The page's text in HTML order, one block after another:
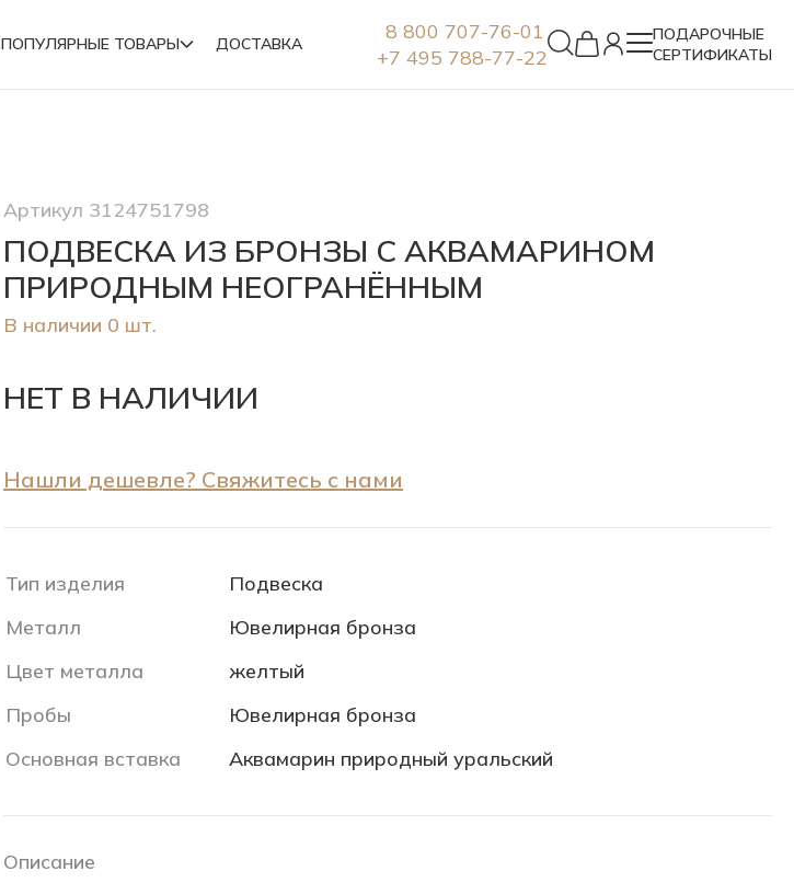
ПОПУЛЯРНЫЕ ТОВАРЫ ДОСТАВКА
8 800 707-76-01
+7 495 788-77-22
ПОДАРОЧНЫЕ
СЕРТИФИКАТЫ
Броши
Артикул 3124751798
ПОДВЕСКА ИЗ БРОНЗЫ С АКВАМАРИНОМ
ПРИРОДНЫМ НЕОГРАНЁННЫМ
В наличии 0 шт.
НЕТ В НАЛИЧИИ
Нашли дешевле? Свяжитесь с нами
Тип изделия
Подвеска
Металл
Ювелирная бронза
Цвет металла
желтый
Пробы
Ювелирная бронза
Основная вставка
Аквамарин природный уральский
Описание